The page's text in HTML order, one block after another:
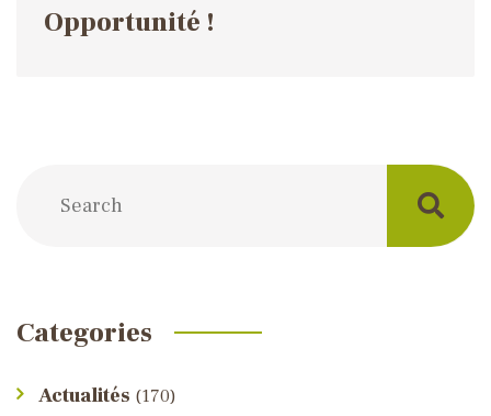
Opportunité !
Categories
Actualités (170)